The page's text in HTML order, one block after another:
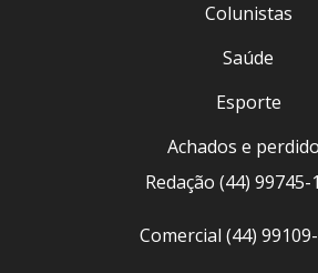
Colunistas
Saúde
Esporte
Achados e
Redação (44) 99745-
Comercial (44)